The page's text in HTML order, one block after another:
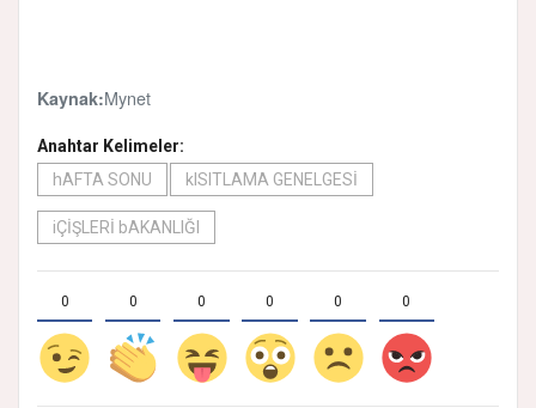
Kaynak:Mynet
Anahtar Kelimeler:
hAFTA SONU
kISITLAMA GENELGESİ
iÇİŞLERİ bAKANLIĞI
0 0 0 0 0 0